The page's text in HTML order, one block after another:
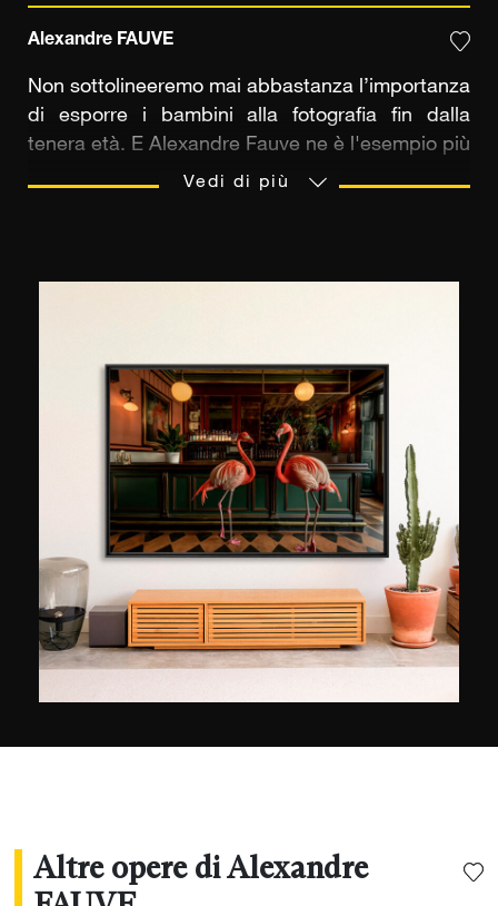
Alexandre FAUVE
Non sottolineeremo mai abbastanza l’importanza
di esporre i bambini alla fotografia fin dalla
tenera età. E Alexandre Fauve ne è l'esempio più
eclatante. Quando andava alle medie, nella sua
grazie alla nonna, sarta di mestiere, Alexandre
sviluppa il suo gusto per la moda e il design.
Tutte queste influenze oggi le ritroviamo nei suoi
scatti, che vedono protagonisti animali selvaggi
raffigurati all'interno di ville lussuose. In queste
foto in cui tecnica e arte si uniscono, l'artista
vuole "esplorare il rapporto tra la società, la
natura e la moda", il tutto con una nota di
umorismo.
Vedi di più
Altre opere di Alexandre